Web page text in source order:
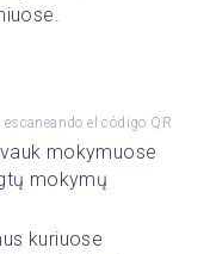
el código QR
mokymuose
mokymų
kuriuose